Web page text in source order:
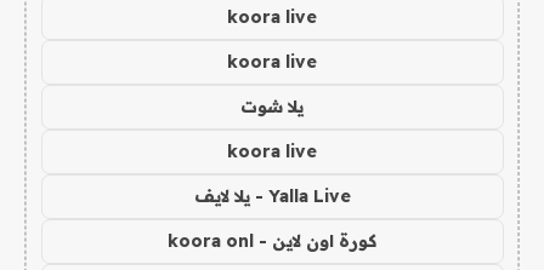
koora live
koora live
يلا شوت
koora live
Yalla Live - يلا لايف
كورة اون لاين - koora onl